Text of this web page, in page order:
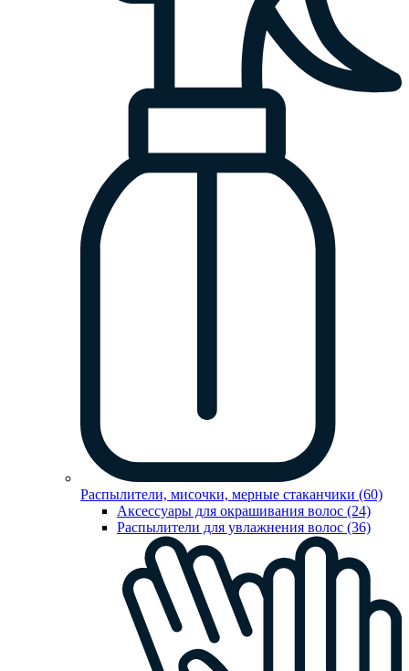
Распылители, мисочки, мерные стаканчики (60)
Аксессуары для окрашивания волос (24)
Распылители для увлажнения волос (36)